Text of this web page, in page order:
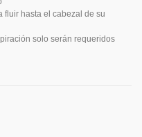
fluir hasta el cabezal de su
solo serán requeridos